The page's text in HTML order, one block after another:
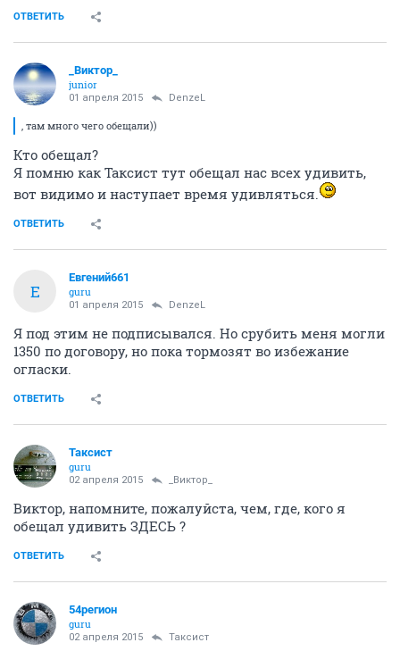
ОТВЕТИТЬ
_Виктор_
juniоr
01 апреля 2015 DenzeL
, там много чего обещали))
Кто обещал?
Я помню как Таксист тут обещал нас всех удивить,
вот видимо и наступает время удивляться.
ОТВЕТИТЬ
Е
Евгений661
guru
01 апреля 2015 DenzeL
Я под этим не подписывался. Но срубить меня могли
1350 по договору, но пока тормозят во избежание
огласки.
ОТВЕТИТЬ
Таксист
guru
02 апреля 2015 _Виктор_
Виктор, напомните, пожалуйста, чем, где, кого я
обещал удивить ЗДЕСЬ ?
ОТВЕТИТЬ
54регион
guru
02 апреля 2015 Таксист